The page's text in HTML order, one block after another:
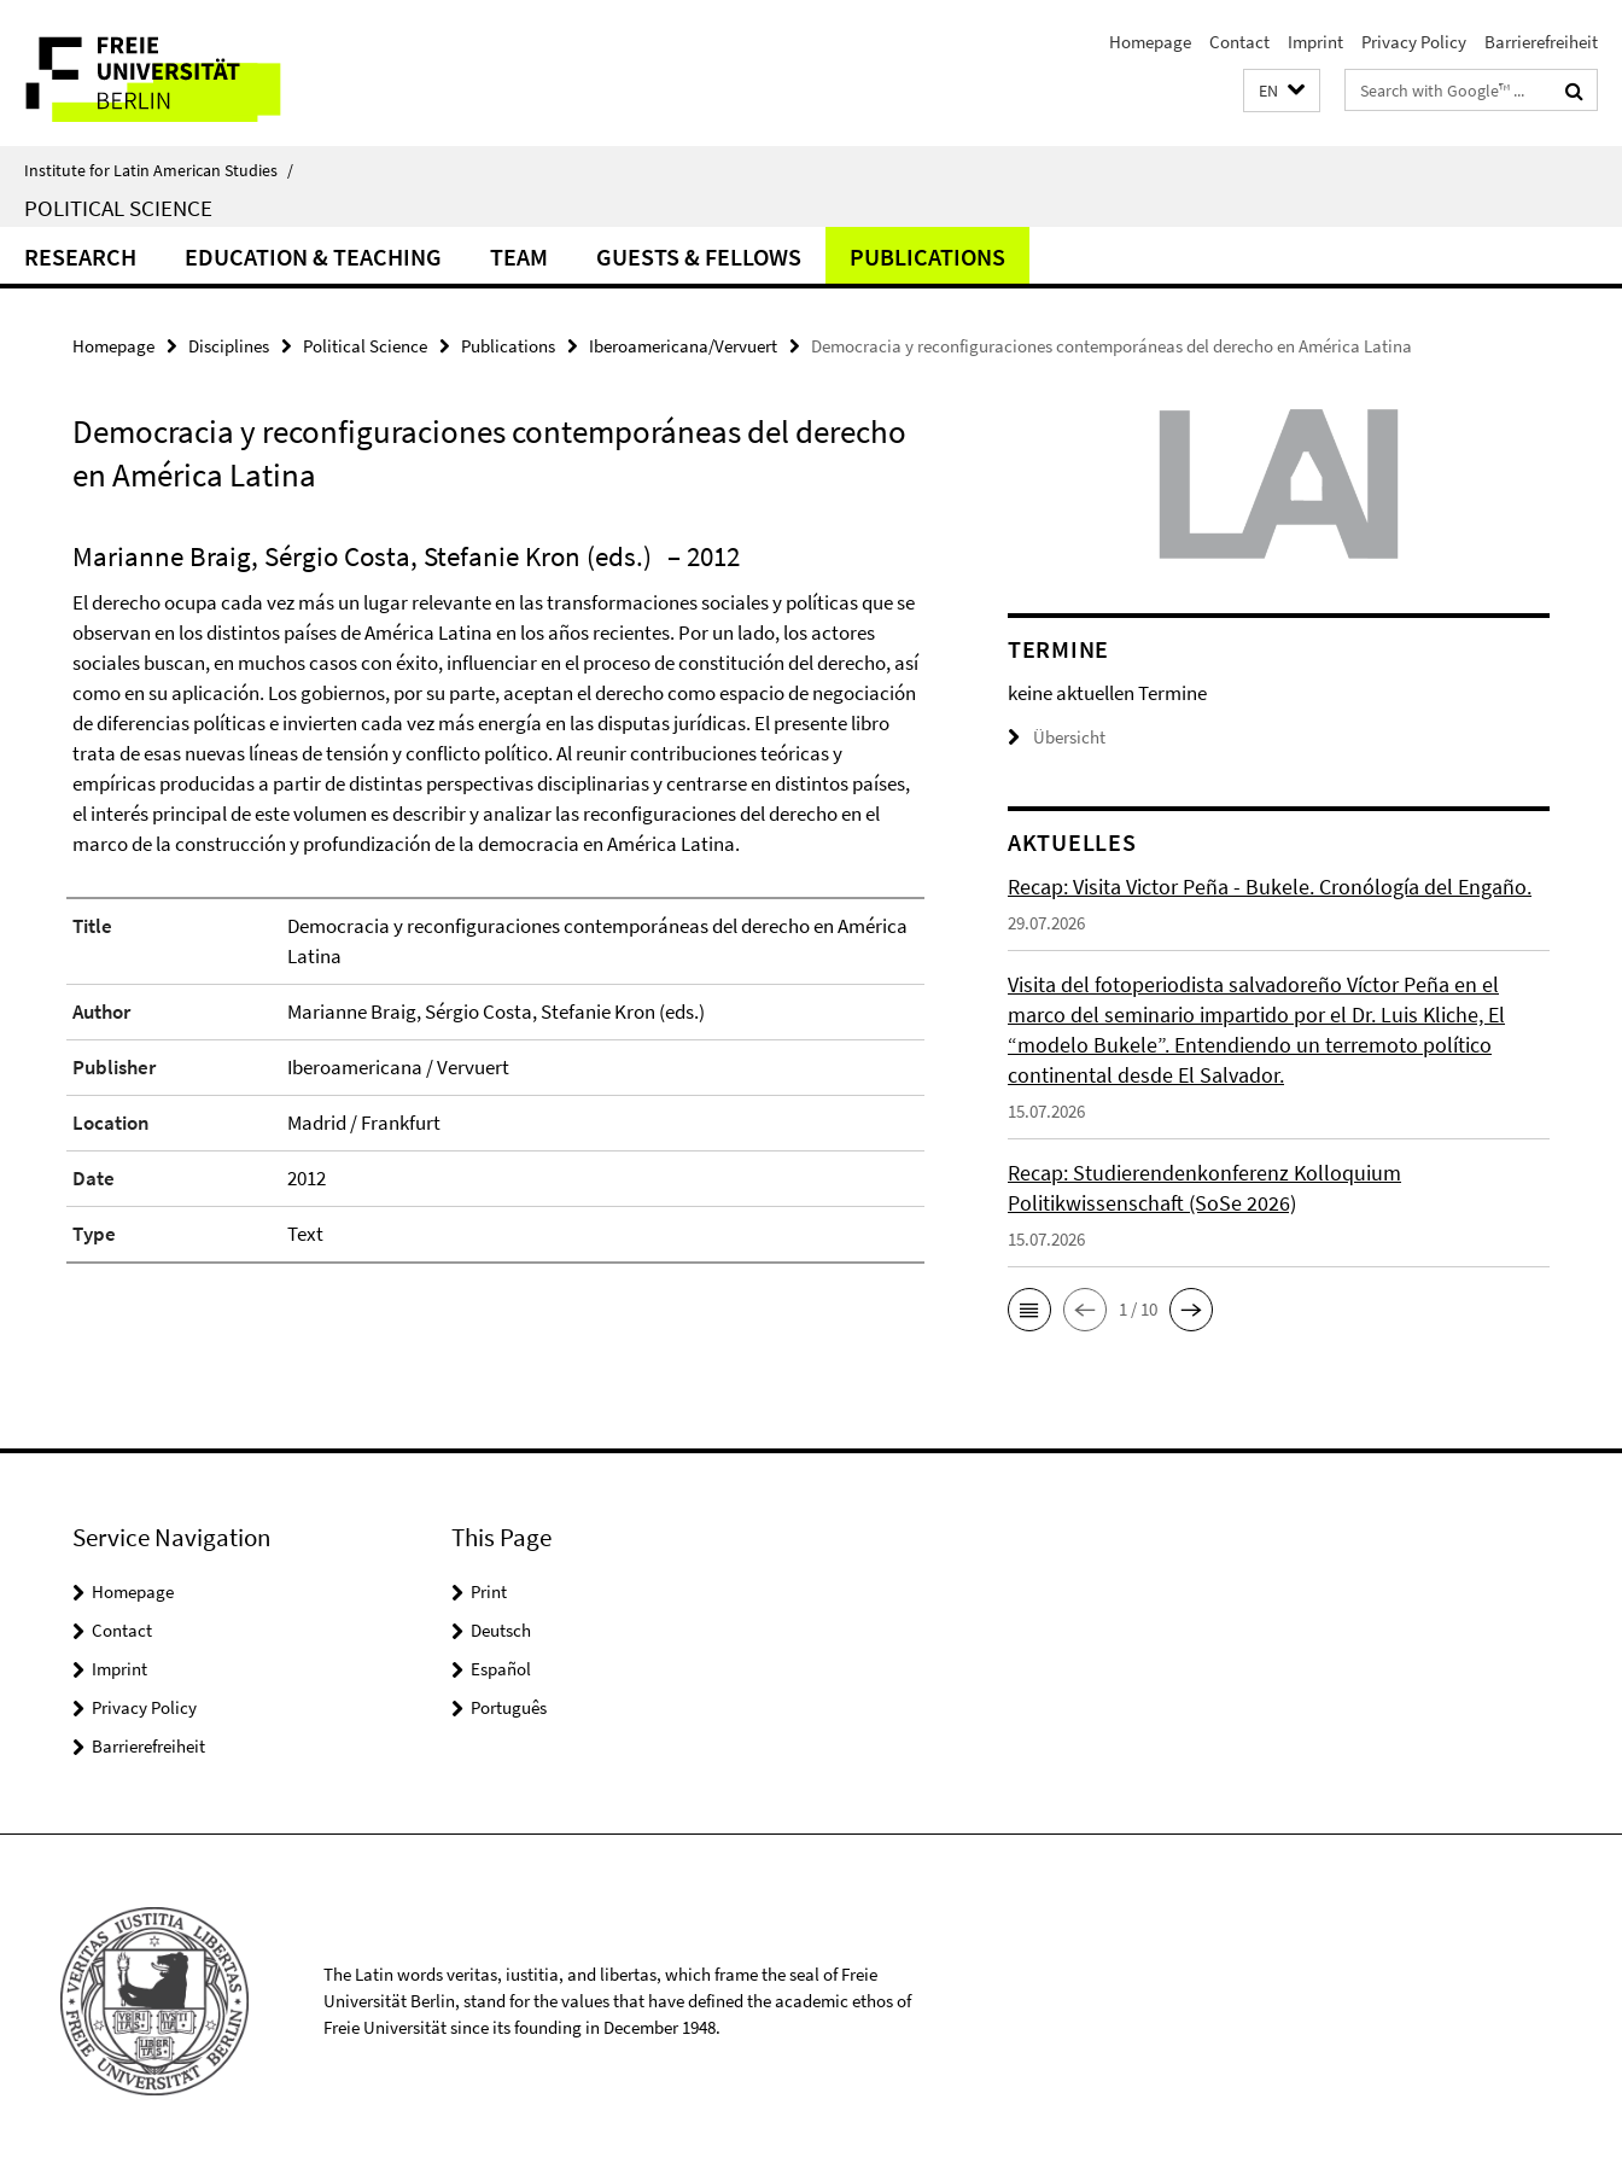
direkt
Inhalt
Service
Navigation
Homepage Contact Imprint Privacy Policy Barrierefreiheit
EN
Search
terms
Institute for Latin American Studies /
POLITICAL SCIENCE
RESEARCH EDUCATION & TEACHING TEAM GUESTS & FELLOWS PUBLICATIONS
Homepage Disciplines Political Science Publications Iberoamericana/Vervuert Democracia y reconfiguraciones contemporáneas del derecho en América Latina
Democracia y reconfiguraciones contemporáneas del derecho
en América Latina
Marianne Braig, Sérgio Costa, Stefanie Kron (eds.) – 2012
El derecho ocupa cada vez más un lugar relevante en las transformaciones sociales y políticas que se
observan en los distintos países de América Latina en los años recientes. Por un lado, los actores
sociales buscan, en muchos casos con éxito, influenciar en el proceso de constitución del derecho, así
como en su aplicación. Los gobiernos, por su parte, aceptan el derecho como espacio de negociación
de diferencias políticas e invierten cada vez más energía en las disputas jurídicas. El presente libro
trata de esas nuevas líneas de tensión y conflicto político. Al reunir contribuciones teóricas y
empíricas producidas a partir de distintas perspectivas disciplinarias y centrarse en distintos países,
el interés principal de este volumen es describir y analizar las reconfiguraciones del derecho en el
marco de la construcción y profundización de la democracia en América Latina.
Title
Democracia y reconfiguraciones contemporáneas del derecho en América
Latina
Author Marianne Braig, Sérgio Costa, Stefanie Kron (eds.)
Publisher Iberoamericana / Vervuert
Location Madrid / Frankfurt
Date 2012
Type Text
TERMINE
keine aktuellen Termine
Übersicht
AKTUELLES
Recap: Visita Victor Peña - Bukele. Cronólogía del Engaño.
29.07.2026
Visita del fotoperiodista salvadoreño Víctor Peña en el
marco del seminario impartido por el Dr. Luis Kliche, El
“modelo Bukele”. Entendiendo un terremoto político
continental desde El Salvador.
15.07.2026
Recap: Studierendenkonferenz Kolloquium
Politikwissenschaft (SoSe 2026)
15.07.2026
1 / 10
Service Navigation
Homepage
Contact
Imprint
Privacy Policy
Barrierefreiheit
This Page
Print
Deutsch
Español
Português
The Latin words veritas, iustitia, and libertas, which frame the seal of Freie
Universität Berlin, stand for the values that have defined the academic ethos of
Freie Universität since its founding in December 1948.